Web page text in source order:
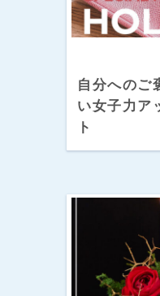
自分へのご
い女子力ア
ト